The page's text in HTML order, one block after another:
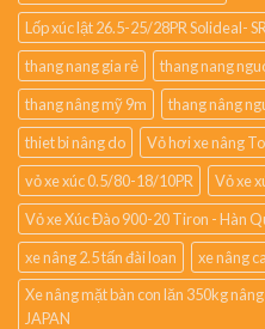
Lốp xúc lật 26.5-25/28PR Solideal-
thang nang gia rẻ
thang nang
thang nâng mỹ 9m
thang nâng
thiet bi nâng do
Vỏ hơi xe nâng
vỏ xe xúc 0.5/80-18/10PR
Vỏ xe
Vỏ xe Xúc Đào 900-20 Tiron - Hàn
xe nâng 2.5 tấn đài loan
xe nâng
Xe nâng mặt bàn con lăn 350kg
JAPAN